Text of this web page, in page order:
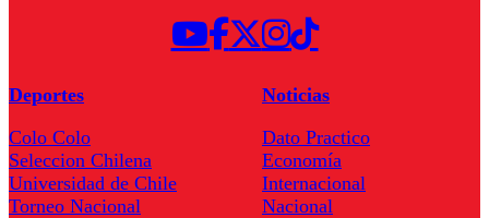
Deportes
Colo Colo
Seleccion Chilena
Universidad de Chile
Torneo Nacional
Noticias
Dato Practico
Economía
Internacional
Nacional